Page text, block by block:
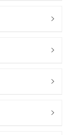



